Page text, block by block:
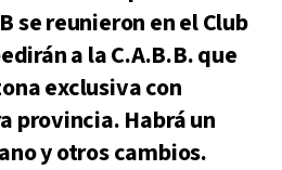
se reunieron en el Club
a la C.A.B.B. que
exclusiva con
provincia. Habrá un
y otros cambios.